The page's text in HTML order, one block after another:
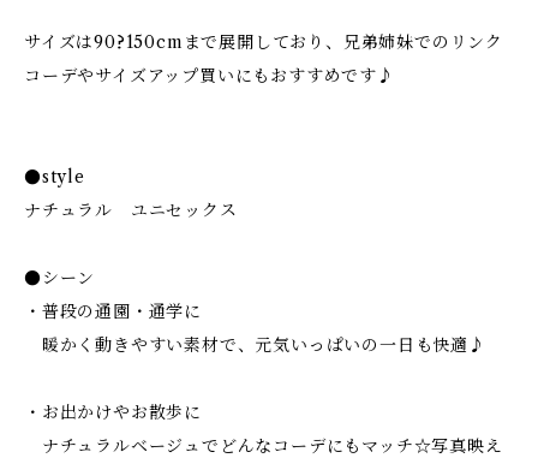
サイズは90?150cmまで展開しており、兄弟姉妹でのリンク
コーデやサイズアップ買いにもおすすめです♪
●style
ナチュラル ユニセックス
●シーン
・普段の通園・通学に
暖かく動きやすい素材で、元気いっぱいの一日も快適♪
・お出かけやお散歩に
ナチュラルベージュでどんなコーデにもマッチ☆写真映え